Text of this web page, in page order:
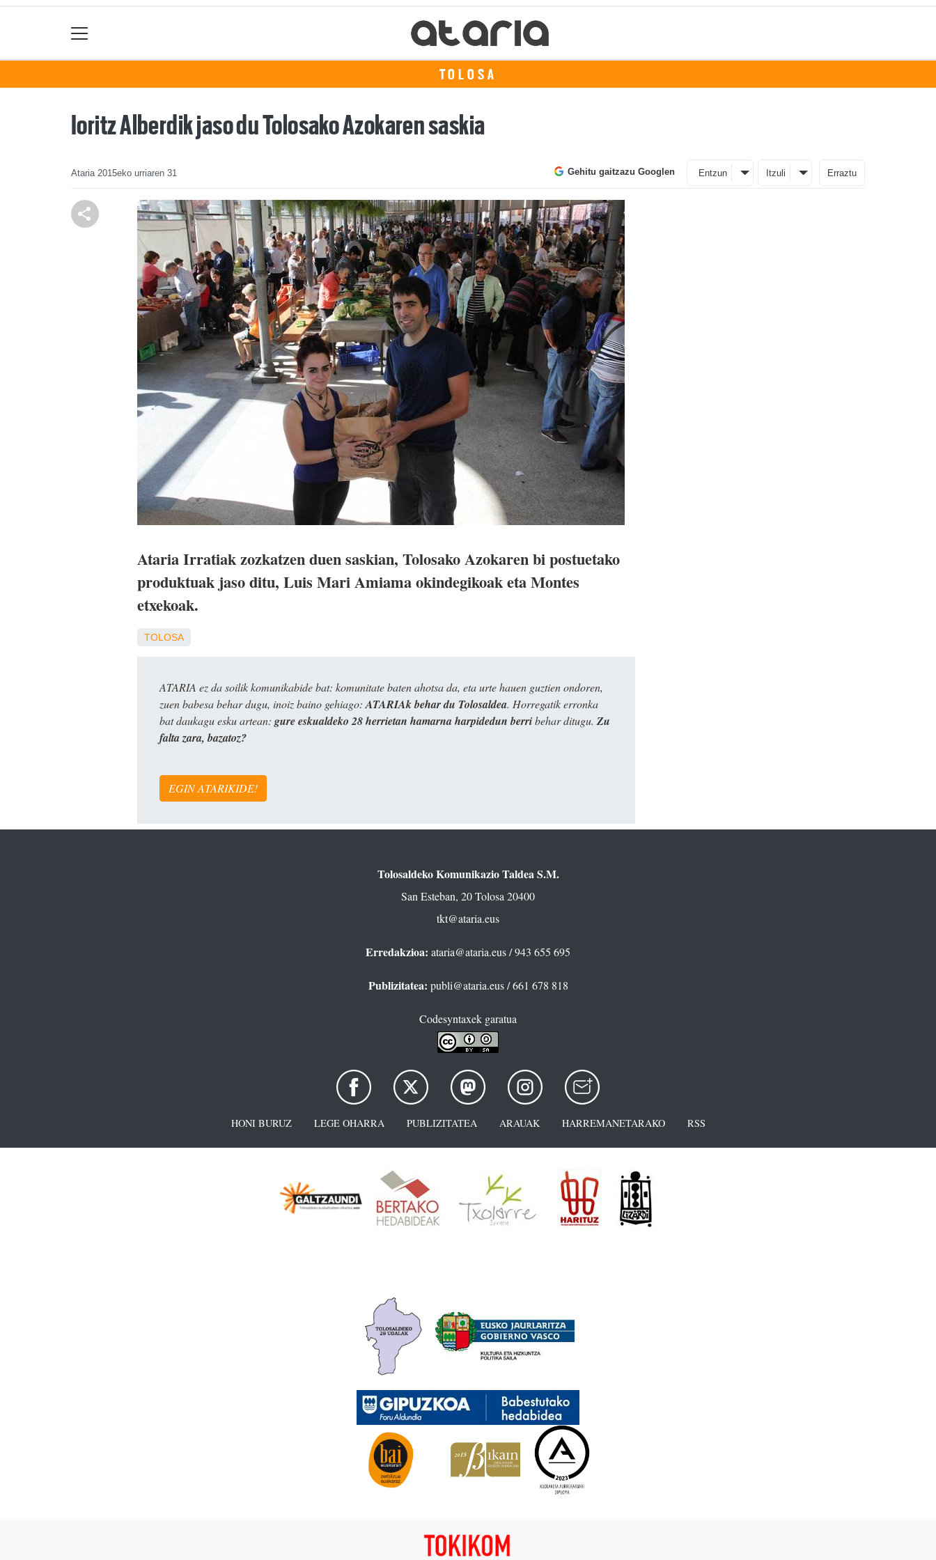
TOLOSA
Ioritz Alberdik jaso du Tolosako Azokaren saskia
Ataria 2015eko urriaren 31 Gehitu gaitzazu Googlen Entzun Itzuli Erraztu
Ataria Irratiak zozkatzen duen saskian, Tolosako Azokaren bi postuetako
produktuak jaso ditu, Luis Mari Amiama okindegikoak eta Montes
etxekoak.
TOLOSA
ATARIA ez da soilik komunikabide bat: komunitate baten ahotsa da, eta urte hauen guztien ondoren,
zuen babesa behar dugu, inoiz baino gehiago: ATARIAk behar du Tolosaldea. Horregatik erronka
bat daukagu esku artean: gure eskualdeko 28 herrietan hamarna harpidedun berribehar ditugu. Zu
falta zara, bazatoz?
EGIN ATARIKIDE!
Tolosaldeko Komunikazio Taldea S.M.
San Esteban, 20 Tolosa 20400
tkt@ataria.eus
Erredakzioa: ataria@ataria.eus/ 943 655 695
Publizitatea: publi@ataria.eus/ 661 678 818
Codesyntaxek garatua
HONI BURUZ LEGE OHARRA PUBLIZITATEA ARAUAK HARREMANETARAKO RSS